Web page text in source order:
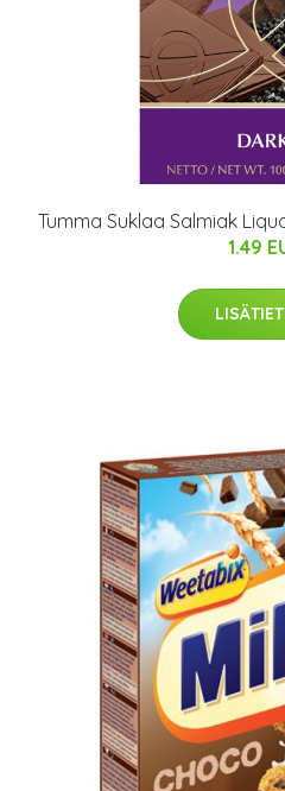
Tumma Suklaa Salmiak
1.49